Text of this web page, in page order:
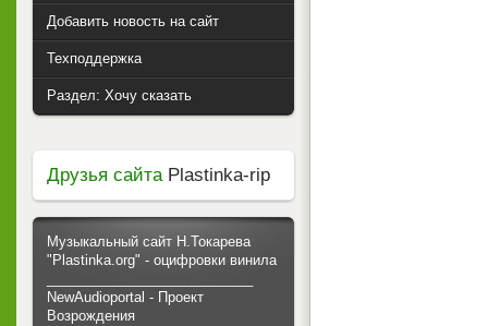
Добавить новость на сайт
Техподдержка
Раздел: Хочу сказать
Друзья сайтаPlastinka-rip
Музыкальный сайт Н.Токарева
"Plastinka.org" - оцифровки винила
NewAudioportal - Проект
Возрождения